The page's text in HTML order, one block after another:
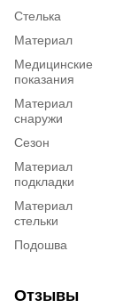
Стелька
Материал
Медицинские
показания
Материал
снаружи
Сезон
Материал
подкладки
Материал
стельки
Подошва
Отзывы